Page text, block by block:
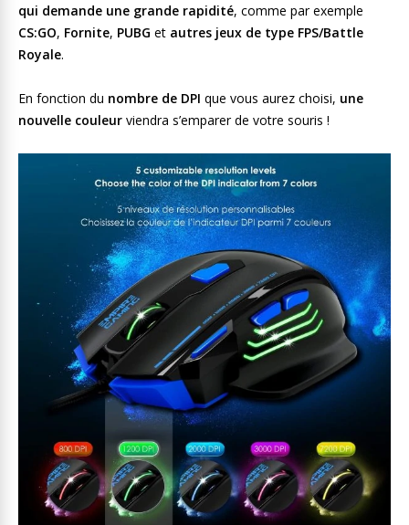
qui demande une grande rapidité, comme par exemple
CS:GO, Fornite, PUBG et autres jeux de type FPS/Battle
Royale.
En fonction du nombre de DPI que vous aurez choisi, une
nouvelle couleur viendra s’emparer de votre souris !